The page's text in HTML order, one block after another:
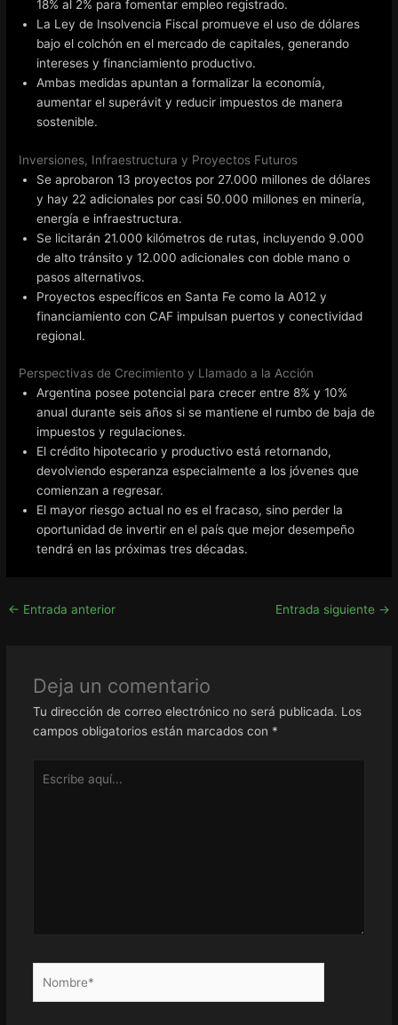
18% al 2% para fomentar empleo registrado.
La Ley de Insolvencia Fiscal promueve el uso de dólares
bajo el colchón en el mercado de capitales, generando
intereses y financiamiento productivo.
Ambas medidas apuntan a formalizar la economía,
aumentar el superávit y reducir impuestos de manera
sostenible.
Inversiones, Infraestructura y Proyectos Futuros
Se aprobaron 13 proyectos por 27.000 millones de dólares
y hay 22 adicionales por casi 50.000 millones en minería,
energía e infraestructura.
Se licitarán 21.000 kilómetros de rutas, incluyendo 9.000
de alto tránsito y 12.000 adicionales con doble mano o
pasos alternativos.
Proyectos específicos en Santa Fe como la A012 y
financiamiento con CAF impulsan puertos y conectividad
regional.
Perspectivas de Crecimiento y Llamado a la Acción
Argentina posee potencial para crecer entre 8% y 10%
anual durante seis años si se mantiene el rumbo de baja de
impuestos y regulaciones.
El crédito hipotecario y productivo está retornando,
devolviendo esperanza especialmente a los jóvenes que
comienzan a regresar.
El mayor riesgo actual no es el fracaso, sino perder la
oportunidad de invertir en el país que mejor desempeño
tendrá en las próximas tres décadas.
← Entrada anterior Entrada siguiente →
Deja un comentario
Tu dirección de correo electrónico no será publicada. Los
campos obligatorios están marcados con *
aquí...